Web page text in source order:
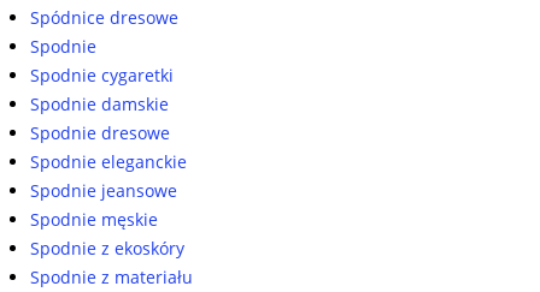
Spódnice dresowe
Spodnie
Spodnie cygaretki
Spodnie damskie
Spodnie dresowe
Spodnie eleganckie
Spodnie jeansowe
Spodnie męskie
Spodnie z ekoskóry
Spodnie z materiału